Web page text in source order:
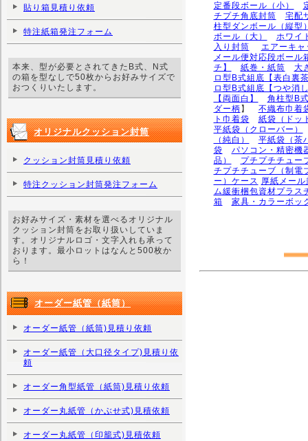
定番段ボール（小）
チプチ角底封筒
宅配
柱型ダンボール（縦型
ボール（大）
ホワイ
入り封筒
エアーキ
メール便対応段ボール
チ】
紙巻・紙筒
大
ロ型B式組底【表白裏
ロ型B式組底【つや消
【両面白】
角柱型B
ダー柄 】 不織布巾着
ト巾着袋
紙袋（ドッ
平紙袋（クローバー）
（純白）
平紙袋（茶
袋
パソコン・精密機
品）
プチプチチュー
チプチチューブ（制電
ー）ケース 厚紙メー
ム緩衝梱包資材プラス
箱
家具・カラーボッ
貼り箱見積り依頼
特注紙箱発注フォーム
本来、型が必要とされてきたB式、N式
の箱を型なしで50枚からお好みサイズで
おつくりいたします。
オリジナルクッション封筒
クッション封筒見積り依頼
特注クッション封筒発注フォーム
お好みサイズ・素材を選べるオリジナル
クッション封筒をお取り扱いしていま
す。オリジナルロゴ・文字入れも承って
おります。最小ロットはなんと500枚か
ら！
オーダー紙管（紙筒）
オーダー紙管（紙筒)見積り依頼
オーダー紙管（大口径タイプ)見積り依
頼
オーダー角型紙管（紙筒)見積り依頼
オーダー丸紙管（かぶせ式)見積依頼
オーダー丸紙管（印籠式)見積依頼